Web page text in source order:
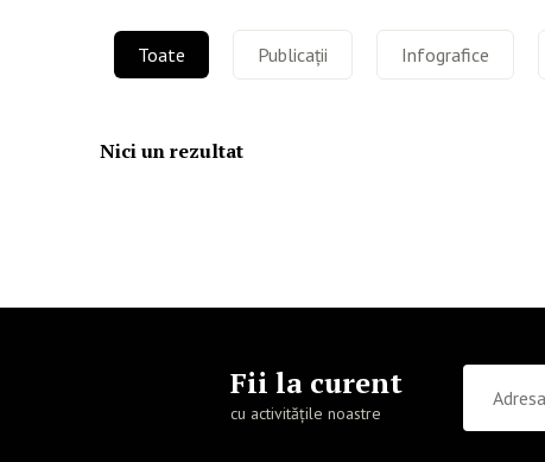
Toate Publicații Infografice
Nici un rezultat
Fii la curent
cu activitățile noastre